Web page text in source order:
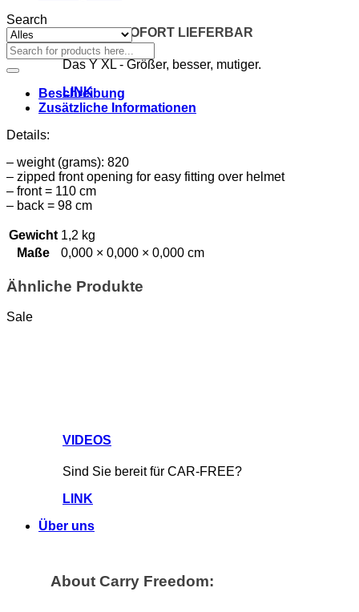
NEU und SOFORT LIEFERBAR
Das Y XL - Größer, besser, mutiger.
LINK
VIDEOS
Sind Sie bereit für CAR-FREE?
LINK
Über uns
About Carry Freedom:
Search
Suchen
nach:
Beschreibung
Zusätzliche Informationen
Details:
– weight (grams): 820
– zipped front opening for easy fitting over helmet
– front = 110 cm
– back = 98 cm
Gewicht 1,2 kg
Maße
0,000 × 0,000 × 0,000 cm
Ähnliche Produkte
Sale